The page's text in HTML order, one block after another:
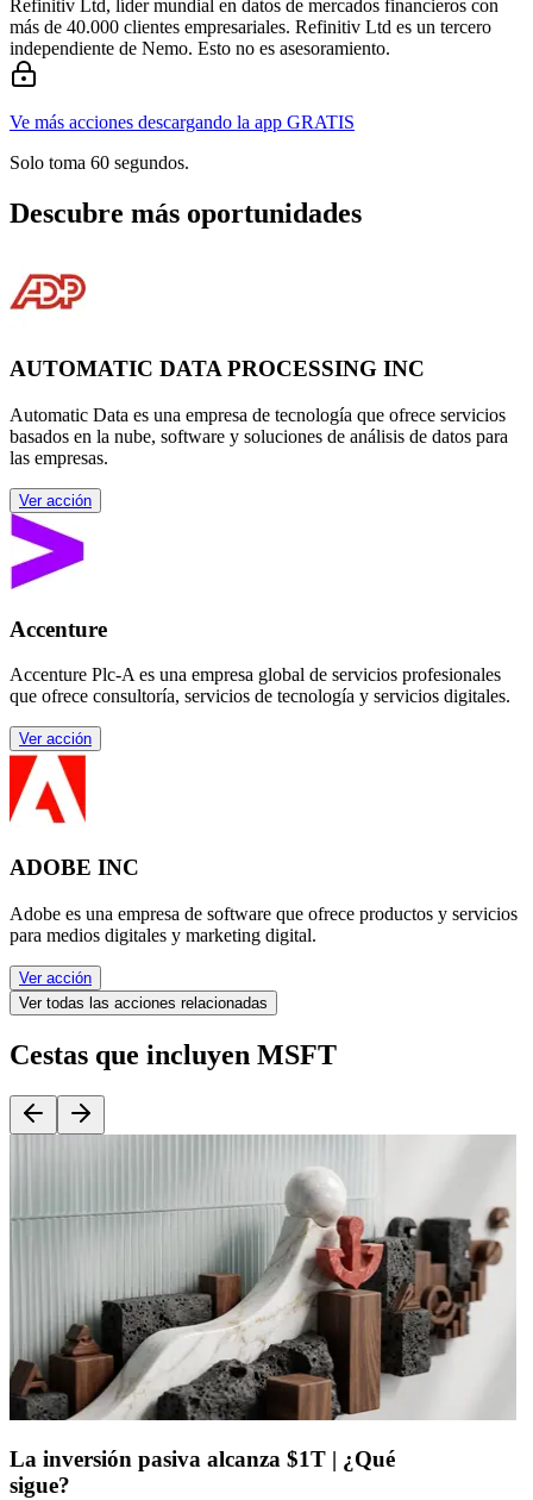
Refinitiv Ltd, líder mundial en datos de mercados financieros con
más de 40.000 clientes empresariales. Refinitiv Ltd es un tercero
independiente de Nemo. Esto no es asesoramiento.
Ve más acciones descargando la app GRATIS
Solo toma 60 segundos.
Descubre más oportunidades
AUTOMATIC DATA PROCESSING INC
Automatic Data es una empresa de tecnología que ofrece servicios
basados en la nube, software y soluciones de análisis de datos para
las empresas.
Ver acción
Accenture
Accenture Plc-A es una empresa global de servicios profesionales
que ofrece consultoría, servicios de tecnología y servicios digitales.
Ver acción
ADOBE INC
Adobe es una empresa de software que ofrece productos y servicios
para medios digitales y marketing digital.
Ver acción
Ver todas las acciones relacionadas
Cestas que incluyen MSFT
La inversión pasiva alcanza $1T | ¿Qué
sigue?